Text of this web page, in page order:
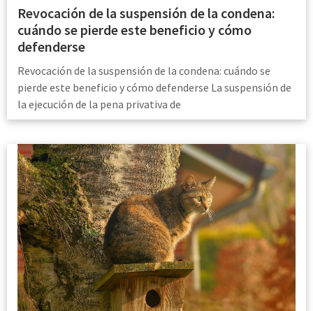
Revocación de la suspensión de la condena:
cuándo se pierde este beneficio y cómo
defenderse
Revocación de la suspensión de la condena: cuándo se
pierde este beneficio y cómo defenderse La suspensión de
la ejecución de la pena privativa de